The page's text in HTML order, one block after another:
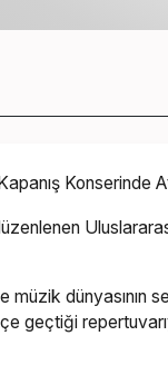
Konserinde
dünyasının
geçtiği